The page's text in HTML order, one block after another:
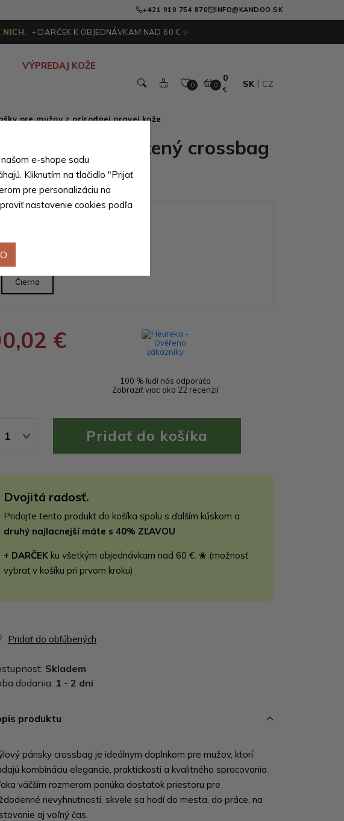
+421 910 754 870 INFO@KANDOO.SK
NICH. + DARČEK K OBJEDNÁVKAM NAD 60 € ✨
VÝPREDAJ KOŽE
0 0
0
€
SK CZ
pre mužov z prírodnej pravej kože
Čierny pánsky kožený crossbag
Čierna
€
100 % ľudí nás odporúča
Zobraziť viac ako 22 recenzií
1
Dvojitá radosť.
Pridajte tento produkt do košíka spolu s ďalším kúskom a
druhý najlacnejší máte s 40% ZĽAVOU.
+ DARČEK ku všetkým objednávkam nad 60 €. ❀ (možnosť
vybrať v košíku pri prvom kroku)
Pridať do obľúbených
Skladem
dodania: 1 - 2 dni
produktu
pánsky crossbag je ideálnym doplnkom pre mužov, ktorí
kombináciu elegancie, praktickosti a kvalitného spracovania.
väčším rozmerom ponúka dostatok priestoru pre
nevyhnutnosti, skvele sa hodí do mesta, do práce, na
aj voľný čas.
e-shope sadu
Kliknutím na tlačidlo "Prijať
pre personalizáciu na
nastavenie cookies podľa